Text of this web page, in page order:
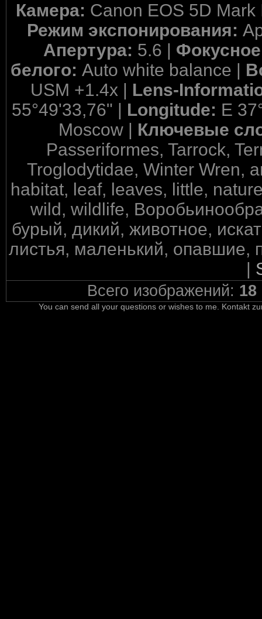
Камера: Canon EOS 5D
Режим экспонирования:
Апертура: 5.6 |
белого:Auto white balance |
USM +1.4x | Lens-
55°49'33,76" | Longitude: E
Moscow | Ключевые
Passeriformes, Tarrock,
Troglodytidae, Winter Wren,
habitat, leaf, leaves, little,
wild, wildlife,
бурый, дикий, животное,
листья, маленький, опавшие,
|
Всего изображений: 18
You can send all your questions or wishes to me. Kontakt